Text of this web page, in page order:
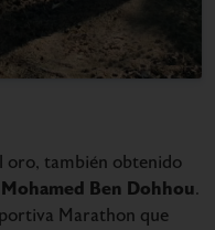
oro, también obtenido
Mohamed Ben Dohhou.
Marathon que